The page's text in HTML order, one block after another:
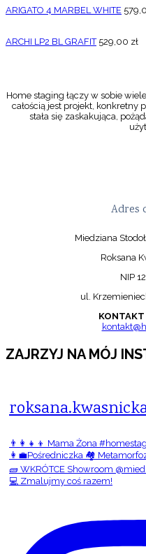
ARIGATO 4 MARBEL WHITE
ARCHI LP2 BL GRAFIT 529,00 zł
Home staging łączy w sobie
całością jest projekt,
stała się zaskakująca,
Adres
Miedziana
Roksana
NIP
ul.
ZAJRZYJ NA MÓJ
👨‍👩‍👧‍👦 Mama Żona
👩‍💼Pośredniczka 🏘️
🧱 WKRÓTCE Showroom
💻 Zmalujmy coś razem!